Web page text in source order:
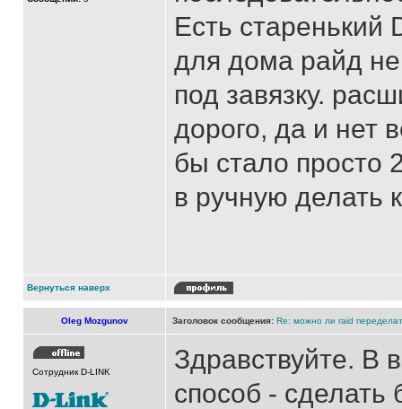
Есть старенький
для дома райд
под завязку.
дорого, да и нет
бы стало просто
в ручную делать
Вернуться наверх
Oleg Mozgunov Заголовок сообщения: Re: можно ли raid
Сотрудник D-LINK
Здравствуйте. В
способ -